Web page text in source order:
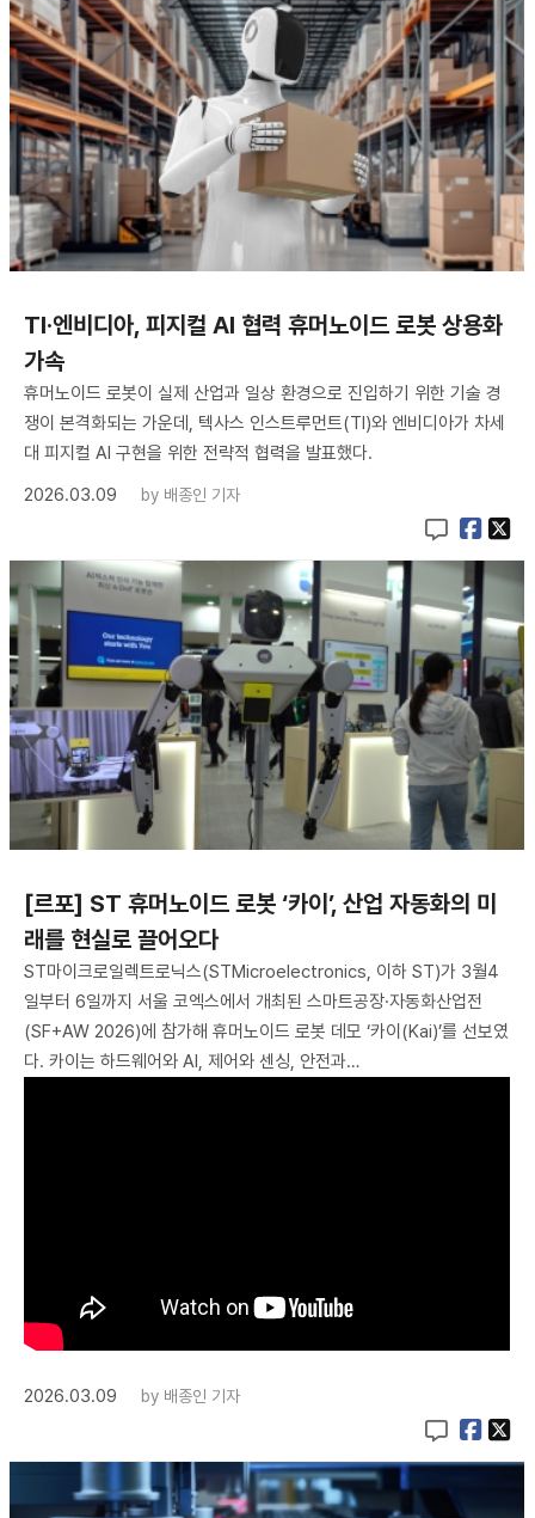
TI·엔비디아, 피지컬 AI 협력 휴머노이드 로봇 상용화
가속
휴머노이드 로봇이 실제 산업과 일상 환경으로 진입하기 위한 기술 경
쟁이 본격화되는 가운데, 텍사스 인스트루먼트(TI)와 엔비디아가 차세
대 피지컬 AI 구현을 위한 전략적 협력을 발표했다.
2026.03.09
by 배종인 기자
[르포] ST 휴머노이드 로봇 ‘카이’, 산업 자동화의 미
래를 현실로 끌어오다
ST마이크로일렉트로닉스(STMicroelectronics, 이하 ST)가 3월4
일부터 6일까지 서울 코엑스에서 개최된 스마트공장·자동화산업전
(SF+AW 2026)에 참가해 휴머노이드 로봇 데모 ‘카이(Kai)’를 선보였
다. 카이는 하드웨어와 AI, 제어와 센싱, 안전과…
2026.03.09 by 배종인 기자